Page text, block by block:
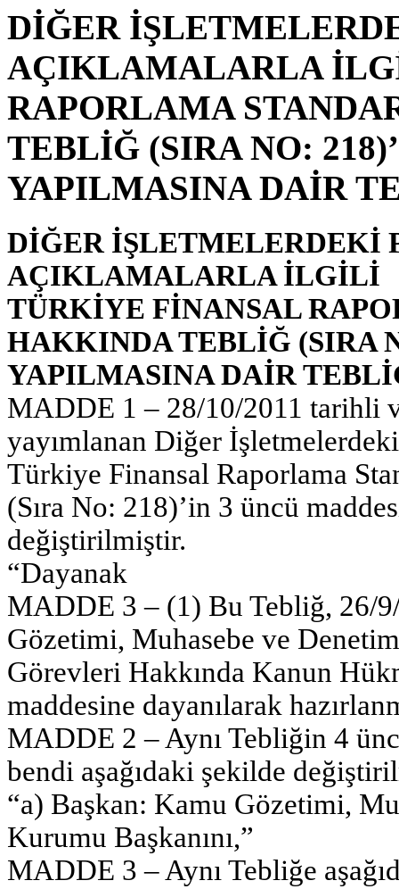
DİĞER
AÇIKLAMALARLA
RAPORLAMA
TEBLİĞ (SIRA NO:
YAPILMASINA DAİR
DİĞER İŞLETMELERDEKİ
AÇIKLAMALARLA İLGİLİ
TÜRKİYE FİNANSAL
HAKKINDA TEBLİĞ (SIRA
YAPILMASINA DAİR
MADDE 1 – 28/10/2011 tarihli
yayımlanan Diğer
Türkiye Finansal Raporlama
(Sıra No: 218)’in 3 üncü
değiştirilmiştir.
“Dayanak
MADDE 3 – (1) Bu Tebliğ, 26/
Gözetimi, Muhasebe ve
Görevleri Hakkında Kanun
maddesine dayanılarak
MADDE 2 – Aynı Tebliğin 4
bendi aşağıdaki şekilde
“a) Başkan: Kamu Gözetimi,
Kurumu Başkanını,”
MADDE 3 – Aynı Tebliğe